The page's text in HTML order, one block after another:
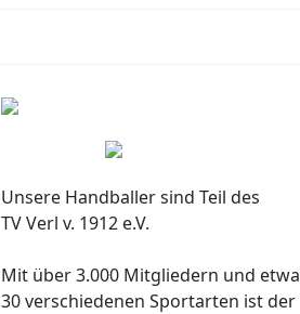
Unsere Handballer sind Teil des
TV Verl v. 1912 e.V.
Mit über 3.000 Mitgliedern und etwa
30 verschiedenen Sportarten ist der